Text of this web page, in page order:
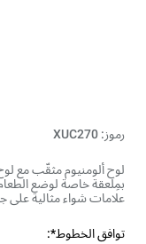
رموز: XUC270
لوح ألومنيوم مثقّب مع
بمِلعقة خاصة لوضع
علامات شواء مثالية على
توافق الخطوط*: